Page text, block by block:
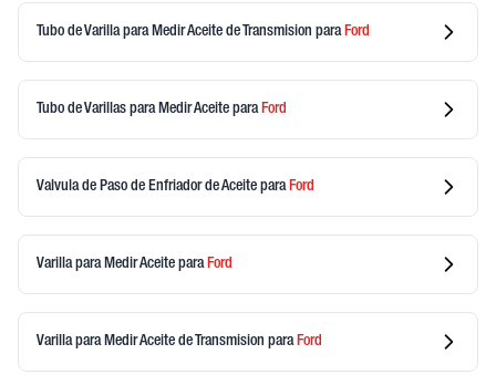
Tubo de Varilla para Medir Aceite de Transmision para Ford
Tubo de Varillas para Medir Aceite para Ford
Valvula de Paso de Enfriador de Aceite para Ford
Varilla para Medir Aceite para Ford
Varilla para Medir Aceite de Transmision para Ford